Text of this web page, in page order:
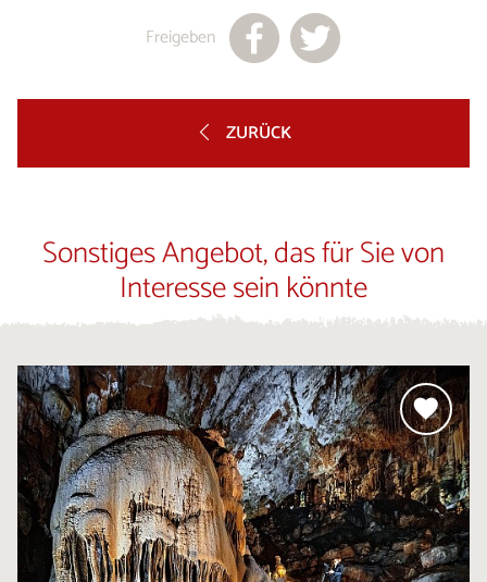
Freigeben
ZURÜCK
Sonstiges Angebot, das für Sie von
Interesse sein könnte